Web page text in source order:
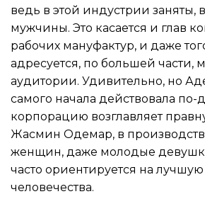
ведь в этой индустрии заняты,
мужчины. Это касается и глав
рабочих мануфактур, и даже
адресуется, по большей части,
аудитории. Удивительно, но
самого начала действовала по-
корпорацию возглавляет
Жасмин Одемар, в
женщин, даже молодые
часто ориентируется на
человечества.